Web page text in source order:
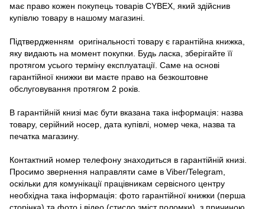
має право кожен покупець товарів СYBEX, який здійснив
купівлю товару в нашому магазині.
Підтвердженням оригінальності товару є гарантійна книжка,
яку видають на момент покупки. Будь ласка, зберігайте її
протягом усього терміну експлуатації. Саме на основі
гарантійної книжки ви маєте право на безкоштовне
обслуговування протягом 2 років.
В гарантійній книзі має бути вказана така інформація: назва
товару, серійний носер, дата купівлі, номер чека, назва та
печатка магазину.
Контактний номер телефону знаходиться в гарантійній книзі.
Просимо звернення направляти саме в Viber/Telegram,
оскільки для комунікації працівникам сервісного центру
необхідна така інформація: фото гарантійної книжки (перша
сторінка) та фото і відео (стисло зміст поломки), з причиною